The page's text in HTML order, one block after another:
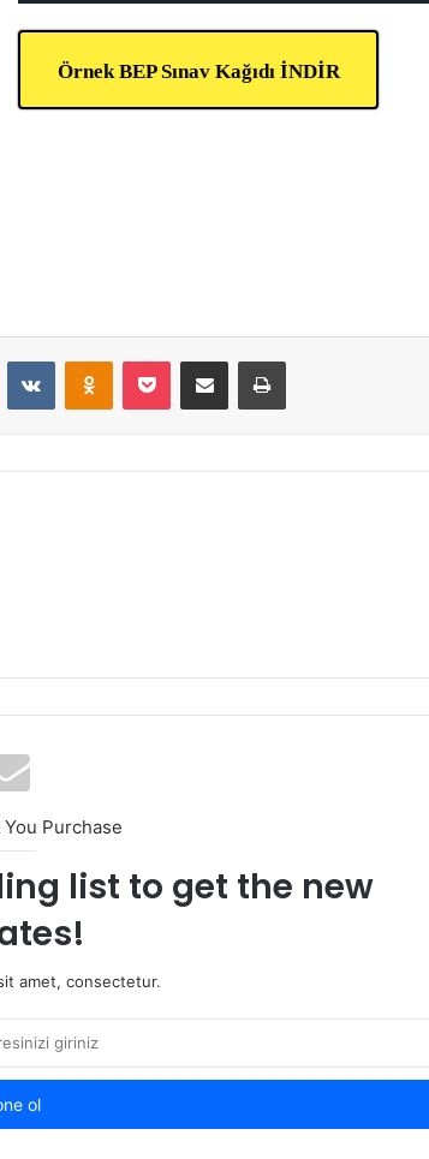
Örnek BEP Sınav Kağıdı İNDİR
VKontakteOdnoklassniki
Pocket E-Posta ile paylaş Yazdır
Purchase
list to get the new
amet, consectetur.